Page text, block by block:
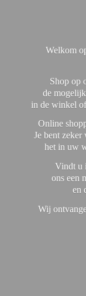
Welkom
Shop op
de
in de winkel
Online
Je bent zeker
het in uw
Vindt u
ons een
en
Wij